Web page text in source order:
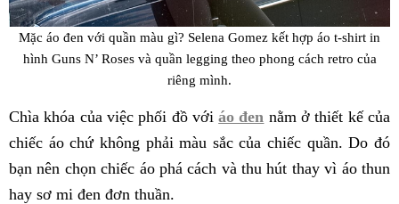
Mặc áo đen với quần màu gì? Selena Gomez kết hợp áo t-shirt in
hình Guns N’ Roses và quần legging theo phong cách retro của
riêng mình.
Chìa khóa của việc phối đồ vớiáo đen nằm ở thiết kế của
chiếc áo chứ không phải màu sắc của chiếc quần. Do đó
bạn nên chọn chiếc áo phá cách và thu hút thay vì áo thun
hay sơ mi đen đơn thuần.